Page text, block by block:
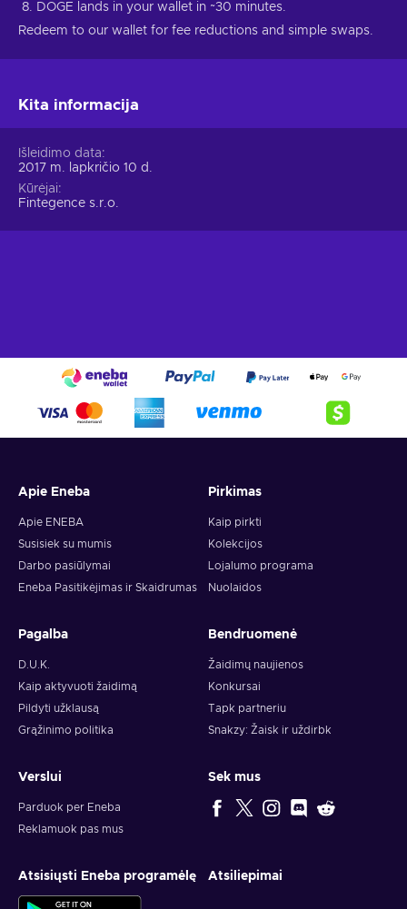
DOGE lands in your wallet in ~30 minutes.
Redeem to our wallet for fee reductions and simple swaps.
Kita informacija
Išleidimo data
2017 m. lapkričio 10 d.
Kūrėjai
Fintegence s.r.o.
Apie Eneba
Apie ENEBA
Susisiek su mumis
Darbo pasiūlymai
Eneba Pasitikėjimas ir Skaidrumas
Pirkimas
Kaip pirkti
Kolekcijos
Lojalumo programa
Nuolaidos
Pagalba
D.U.K.
Kaip aktyvuoti žaidimą
Pildyti užklausą
Grąžinimo politika
Bendruomenė
Žaidimų naujienos
Konkursai
Tapk partneriu
Snakzy: Žaisk ir uždirbk
Verslui
Parduok per Eneba
Reklamuok pas mus
Sek mus
Atsisiųsti Eneba programėlę Atsiliepimai